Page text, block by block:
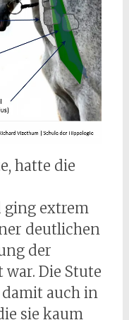
hatte die
ging extrem
deutlichen
der
Die Stute
auch in
sie kaum